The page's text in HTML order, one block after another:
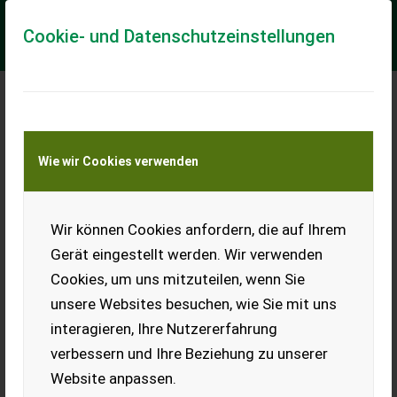
Cookie- und Datenschutzeinstellungen
Wie wir Cookies verwenden
Wir können Cookies anfordern, die auf Ihrem
Gerät eingestellt werden. Wir verwenden
Cookies, um uns mitzuteilen, wenn Sie
unsere Websites besuchen, wie Sie mit uns
interagieren, Ihre Nutzererfahrung
verbessern und Ihre Beziehung zu unserer
Website anpassen.
Meine Transportkostenanfrage
Transport von Land- und Baumaschinen –
KEINE Tiertransporte
Manitou MLT 627T Turbo Teleskoplader in
gutem Zustand
Privatverkauf! Gebrauchter Manitou MLT 627 Turbo
Teleskoplader in folgender Ausführung: * max. Hubhöhe 5,5m
* Eigengewicht ca. 6to * Hubkraft c...
EUR 42.500 inkl. 20 % MwSt.